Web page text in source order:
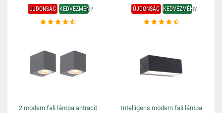
ÚJDONSÁG KEDVEZMÉNY
2 modern fali lámpa antracit
ÚJDONSÁG KEDVEZMÉNY
Intelligens modern fali lámpa